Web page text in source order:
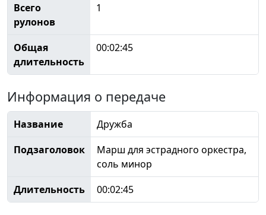
Всего
рулонов
1
Общая
длительность
00:02:45
Информация о передаче
Название
Дружба
Подзаголовок
Марш для эстрадного оркестра,
соль минор
Длительность
00:02:45